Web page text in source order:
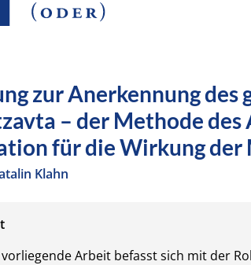
zur Anerkennung
– der Methode
für die Wirkung der
Klahn
vorliegende Arbeit befasst sich mit der